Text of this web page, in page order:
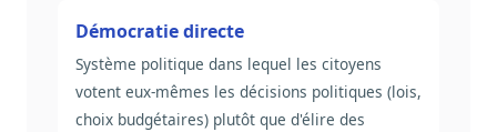
Démocratie directe
Système politique dans lequel les citoyens
votent eux-mêmes les décisions politiques (lois,
choix budgétaires) plutôt que d'élire des